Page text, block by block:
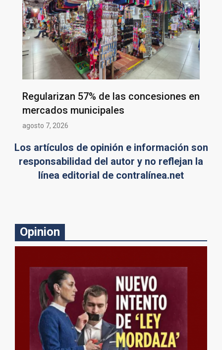
Regularizan 57% de las concesiones en
mercados municipales
agosto 7, 2026
Los artículos de opinión e información son
responsabilidad del autor y no reflejan la
línea editorial de contralínea.net
Opinion